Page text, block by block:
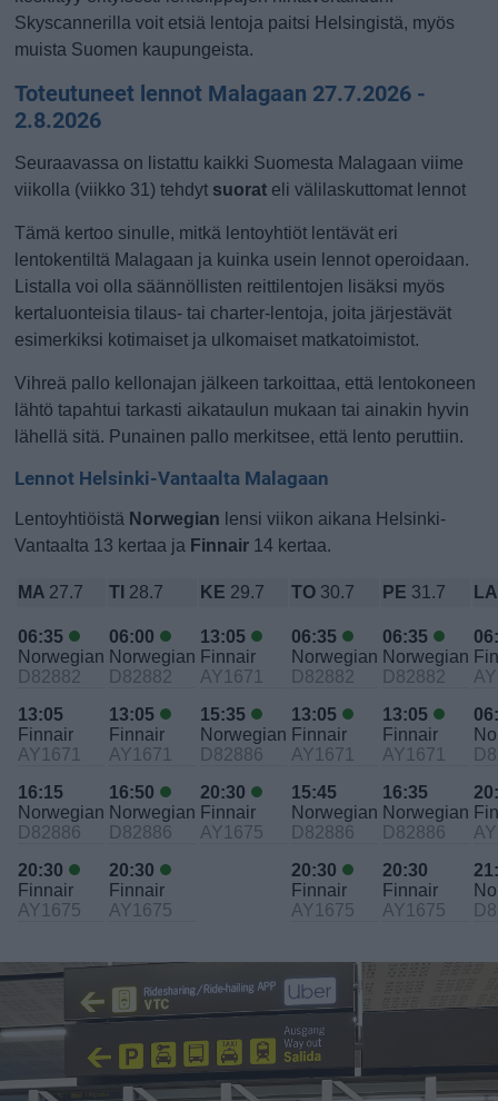
Skyscannerilla voit etsiä lentoja paitsi Helsingistä, myös
muista Suomen kaupungeista.
Toteutuneet lennot Malagaan 27.7.2026 -
2.8.2026
Seuraavassa on listattu kaikki Suomesta Malagaan viime
viikolla (viikko 31) tehdyt suorat eli välilaskuttomat lennot
Tämä kertoo sinulle, mitkä lentoyhtiöt lentävät eri
lentokentiltä Malagaan ja kuinka usein lennot operoidaan.
Listalla voi olla säännöllisten reittilentojen lisäksi myös
kertaluonteisia tilaus- tai charter-lentoja, joita järjestävät
esimerkiksi kotimaiset ja ulkomaiset matkatoimistot.
Vihreä pallo kellonajan jälkeen tarkoittaa, että lentokoneen
lähtö tapahtui tarkasti aikataulun mukaan tai ainakin hyvin
lähellä sitä. Punainen pallo merkitsee, että lento peruttiin.
Lennot Helsinki-Vantaalta Malagaan
Lentoyhtiöistä Norwegian lensi viikon aikana Helsinki-
Vantaalta 13 kertaa ja Finnair 14 kertaa.
MA 27.7 TI 28.7 KE 29.7 TO 30.7 PE 31.7
06:35
Norwegian
D82882
13:05
Finnair
AY1671
16:15
Norwegian
D82886
20:30
Finnair
AY1675
06:00
Norwegian
D82882
13:05
Finnair
AY1671
16:50
Norwegian
D82886
20:30
Finnair
AY1675
13:05
Finnair
AY1671
15:35
Norwegian
D82886
20:30
Finnair
AY1675
06:35
Norwegian
D82882
13:05
Finnair
AY1671
15:45
Norwegian
D82886
20:30
Finnair
AY1675
06:35
Norwegian
D82882
13:05
Finnair
AY1671
16:35
Norwegian
D82886
20:30
Finnair
AY1675